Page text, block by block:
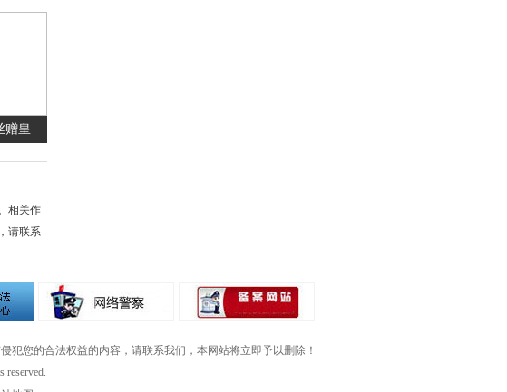
赠皇
相关作
请联系
您的合法权益的内容，请联系我们，本网站将立即予以删除！
reserved.